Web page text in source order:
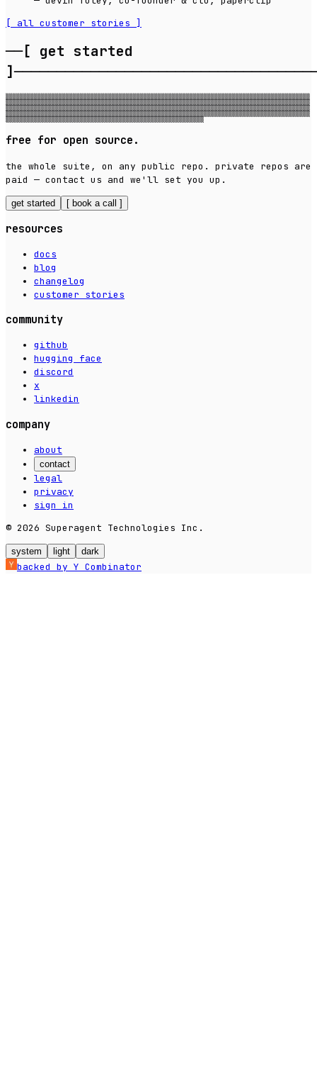
[ all customer stories ]
──[ get started
]
▒▒▒▒▒▒▒▒▒▒▒▒▒▒▒▒▒▒▒▒▒▒▒▒▒▒▒▒▒▒▒▒▒▒▒▒▒▒▒▒▒▒▒▒▒▒▒▒▒▒▒▒▒▒▒▒▒▒▒▒▒▒▒▒▒▒▒▒▒▒▒▒▒▒▒▒▒▒▒▒▒▒▒▒▒▒
▒▒▒▒▒▒▒▒▒▒▒▒▒▒▒▒▒▒▒▒▒▒▒▒▒▒▒▒▒▒▒▒▒▒▒▒▒▒▒▒▒▒▒▒▒▒▒▒▒▒▒▒▒▒▒▒▒▒▒▒▒▒▒▒▒▒▒▒▒▒▒▒▒▒▒▒▒▒▒▒▒▒▒▒▒▒
▒▒▒▒▒▒▒▒▒▒▒▒▒▒▒▒▒▒▒▒▒▒▒▒▒▒▒▒▒▒▒▒▒▒▒▒▒▒▒▒▒▒▒▒▒▒▒▒▒▒▒▒▒▒▒▒▒▒▒▒▒▒▒▒▒▒▒▒▒▒▒▒▒▒▒▒▒▒▒▒▒▒▒▒▒▒
▒▒▒▒▒▒▒▒▒▒▒▒▒▒▒▒▒▒▒▒▒▒▒▒▒▒▒▒▒▒▒▒▒▒▒▒▒▒▒▒▒▒▒▒▒▒▒▒▒▒▒▒▒▒▒▒▒▒▒▒▒▒▒▒▒▒▒▒▒▒▒▒▒▒▒▒▒▒▒▒▒▒▒▒▒▒
▒▒▒▒▒▒▒▒▒▒▒▒▒▒▒▒▒▒▒▒▒▒▒▒▒▒▒▒▒▒▒▒▒▒▒▒▒▒▒▒▒▒▒▒▒▒▒▒▒▒▒▒▒▒▒▒
free for open source.
the whole suite, on any public repo. private repos are
paid — contact us and we'll set you up.
get started [ book a call ]
resources
docs
blog
changelog
customer stories
community
github
hugging face
discord
x
linkedin
company
about
contact
legal
privacy
sign in
© 2026 Superagent Technologies Inc.
system light dark
backed by Y Combinator